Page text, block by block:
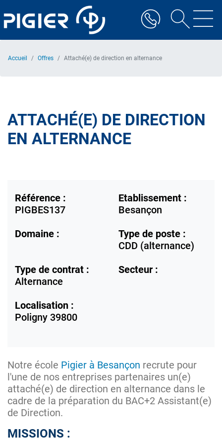
au
contenu
Accueil Offres Attaché(e) de direction en alternance
ATTACHÉ(E) DE DIRECTION
EN ALTERNANCE
Référence :
PIGBES137
Etablissement :
Besançon
Domaine :
Type de poste :
CDD (alternance)
Type de contrat :
Alternance
Secteur :
Localisation :
Poligny 39800
Notre école Pigier à Besançon recrute pour
l'une de nos entreprises partenaires un(e)
attaché(e) de direction en alternance dans le
cadre de la préparation du BAC+2 Assistant(e)
de Direction.
MISSIONS :